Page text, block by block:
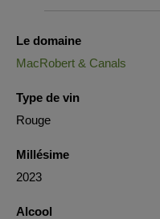
Le domaine
MacRobert & Canals
Type de vin
Rouge
Millésime
2023
Alcool